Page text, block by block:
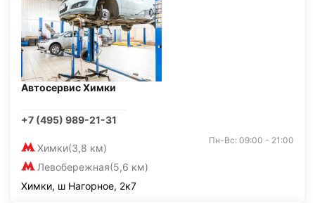
Автосервис Химки
+7 (495) 989-21-31
Химки(3,8 км)
Левобережная(5,6 км)
Пн-Вс: 09:00 - 21:00
Химки, ш Нагорное, 2к7